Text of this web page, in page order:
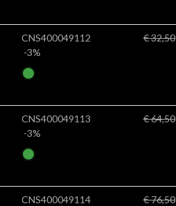
CNS400049112
-3%
€ 32,50
CNS400049113
-3%
€ 64,50
CNS400049114
€ 76,50